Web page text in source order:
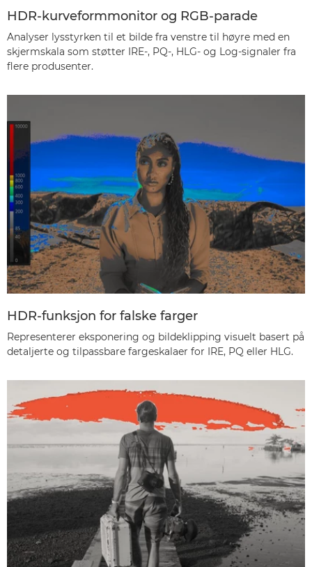
HDR-kurveformmonitor og RGB-parade
Analyser lysstyrken til et bilde fra venstre til høyre med en
skjermskala som støtter IRE-, PQ-, HLG- og Log-signaler fra
flere produsenter.
HDR-funksjon for falske farger
Representerer eksponering og bildeklipping visuelt basert på
detaljerte og tilpassbare fargeskalaer for IRE, PQ eller HLG.